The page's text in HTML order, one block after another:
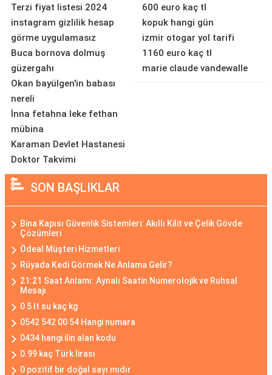
Terzi fiyat listesi 2024
instagram gizlilik hesap
görme uygulamasız
Buca bornova dolmuş
güzergahı
Okan bayülgen'in babası
nereli
İnna fetahna leke fethan
mübina
Karaman Devlet Hastanesi
Doktor Takvimi
600 euro kaç tl
kopuk hangi gün
izmir otogar yol tarifi
1160 euro kaç tl
marie claude vandewalle
SON BAŞLIKLAR
Bina Kapısı Güvenlik Sistemleri: Akıllı Kilit ve Çelik Gövde
Çözümleri
Ödeal Müşteri Hizmetleri
Rüyada Kedi Görmek Ne Anlama Gelir?
21:21 Saat Anlamı: Aynalı Saatin Numerolojik ve Ruhsal
Mesajı
0 5 lt su kaç kg
0542 542 00 54 Hangi numara
0434 hangi ilin alan kodu
0.99 kaç Türk lirası
0 pozitif bir doğal sayı mıdır